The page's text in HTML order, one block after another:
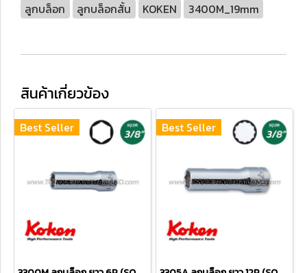
ลูกบล็อก ลูกบล็อกสั้น KOKEN 3400M_19mm
สินค้าเกี่ยวข้อง
Best Seller Best Seller